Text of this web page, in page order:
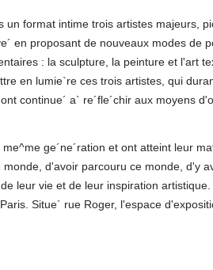
un format intime trois artistes majeurs,
en proposant de nouveaux modes de
: la sculpture, la peinture et l'art
en lumie`re ces trois artistes, qui
continue´ a` re´fle´chir aux moyens
ge´ne´ration et ont atteint leur
d'avoir parcouru ce monde, d'y
leur vie et de leur inspiration
Situe´ rue Roger, l'espace